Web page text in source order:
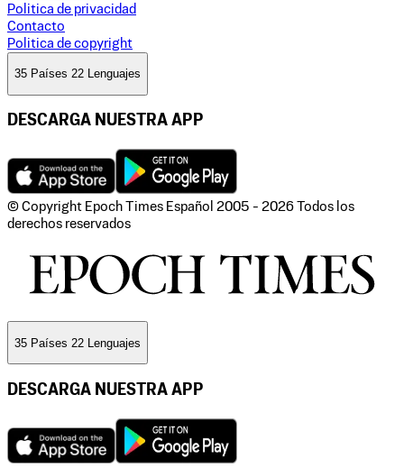
Politica de privacidad
Contacto
Politica de copyright
35 Países 22 Lenguajes
DESCARGA NUESTRA APP
© Copyright Epoch Times Español 2005 - 2026 Todos los
derechos reservados
35 Países 22 Lenguajes
DESCARGA NUESTRA APP